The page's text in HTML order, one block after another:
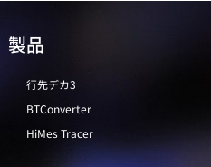
製品
行先デカ3
BTConverter
HiMes Tracer